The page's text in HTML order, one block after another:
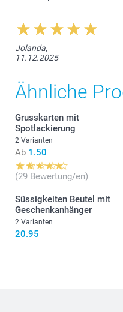
Glitzerndes Papier 120 g
Glitzernd Weiss
Glitzernd Silber
Jolanda,
11.12.2025
Ähnliche
Grusskarten mit
Spotlackierung
2 Varianten
Ab 1.50
(29 Bewertung/en)
Süssigkeiten Beutel mit
Geschenkanhänger
2 Varianten
20.95